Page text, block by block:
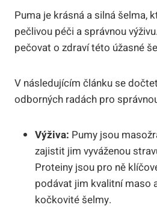
Puma je krásná a silná šelma,
pečlivou péči a správnou
pečovat o zdraví této úžasné
V následujícím článku se
odborných radách pro
Výživa: Pumy jsou
zajistit jim vyváženou
Proteiny jsou pro ně
podávat jim kvalitní maso
kočkovité šelmy.